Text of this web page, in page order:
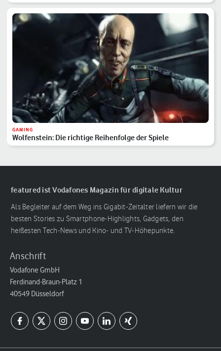
GAMING
Wolfenstein: Die richtige Reihenfolge der Spiele
featured ist Vodafones Magazin für digitale Kultur
Als Begleiter auf dem Weg ins Gigabit-Zeitalter liefern wir die
besten Stories zu Smartphone-Highlights, Gadgets, den
heißesten Tech-News und Kino- und TV-Höhepunkte.
Anschrift
Vodafone GmbH
Ferdinand-Braun-Platz 1
40549 Düsseldorf